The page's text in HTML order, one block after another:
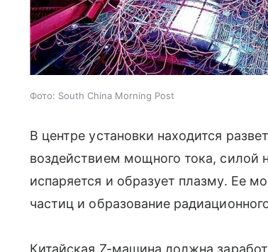
Фото: South China Morning Post
В центре установки находится
воздействием мощного тока, силой
испаряется и образует плазму. Ее
частиц и образование
Китайская Z-машина должна